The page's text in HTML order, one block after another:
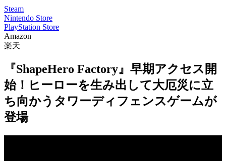
Steam
Nintendo Store
PlayStation Store
Amazon
楽天
『ShapeHero Factory』早期アクセス開
始！ヒーローを生み出して大厄災に立
ち向かうタワーディフェンスゲームが
登場